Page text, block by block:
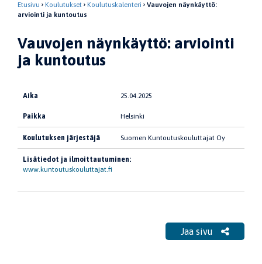
Etusivu Koulutukset Koulutuskalenteri
Vauvojen näynkäyttö:
arviointi ja kuntoutus
Vauvojen näynkäyttö: arviointi
ja kuntoutus
Aika 25.04.2025
Paikka Helsinki
Koulutuksen järjestäjä Suomen Kuntoutuskouluttajat Oy
Lisätiedot ja ilmoittautuminen:
www.kuntoutuskouluttajat.fi
Jaa sivu